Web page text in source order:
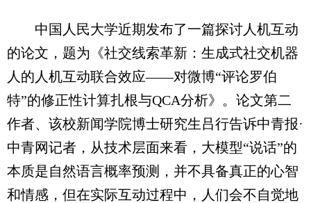
中国人民大学近期发布了一篇探讨人机互动
的论文，题为《社交线索革新：生成式社交机器
人的人机互动联合效应——对微博“评论罗伯
特”的修正性计算扎根与QCA分析》。论文第二
作者、该校新闻学院博士研究生吕行告诉中青报·
中青网记者，从技术层面来看，大模型“说话”的
本质是自然语言概率预测，并不具备真正的心智
和情感，但在实际互动过程中，人们会不自觉地